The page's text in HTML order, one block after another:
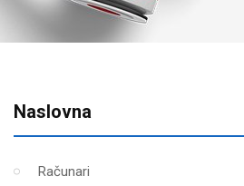
Naslovna
Računari